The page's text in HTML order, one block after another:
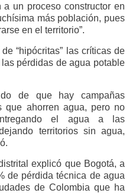
un proceso constructor en
más población, pues
en el territorio”.
“hipócritas” las críticas de
pérdidas de agua potable
de que hay campañas
que ahorren agua, pero no
el agua a las
territorios sin agua,
explicó que Bogotá, a
de pérdida técnica de agua
de Colombia que ha